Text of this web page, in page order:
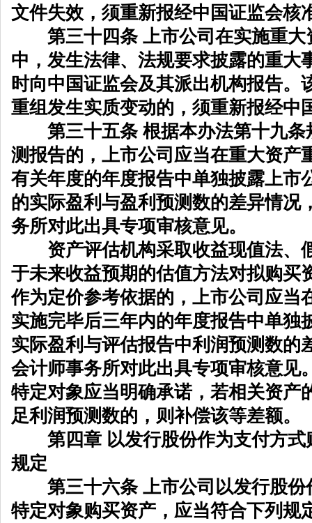
文件失效，须重新报经中国证监会核
第三十四条 上市公司在实施重大
中，发生法律、法规要求披露的重大
时向中国证监会及其派出机构报告。
重组发生实质变动的，须重新报经中
第三十五条 根据本办法第十九条
测报告的，上市公司应当在重大资产
有关年度的年度报告中单独披露上市
的实际盈利与盈利预测数的差异情况
务所对此出具专项审核意见。
资产评估机构采取收益现值法、
于未来收益预期的估值方法对拟购买
作为定价参考依据的，上市公司应当
实施完毕后三年内的年度报告中单独
实际盈利与评估报告中利润预测数的
会计师事务所对此出具专项审核意见
特定对象应当明确承诺，若相关资产
足利润预测数的，则补偿该等差额。
第四章 以发行股份作为支付方式
规定
第三十六条 上市公司以发行股份
特定对象购买资产，应当符合下列规